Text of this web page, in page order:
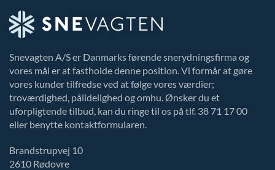
Snevagten A/S er Danmarks førende snerydningsfirma og
vores mål er at fastholde denne position. Vi formår at gøre
vores kunder tilfredse ved at følge vores værdier;
troværdighed, pålidelighed og omhu. Ønsker du et
uforpligtende tilbud, kan du ringe til os på tlf. 38 71 17 00
eller benytte kontaktformularen.
Brandstrupvej 10
2610 Rødovre